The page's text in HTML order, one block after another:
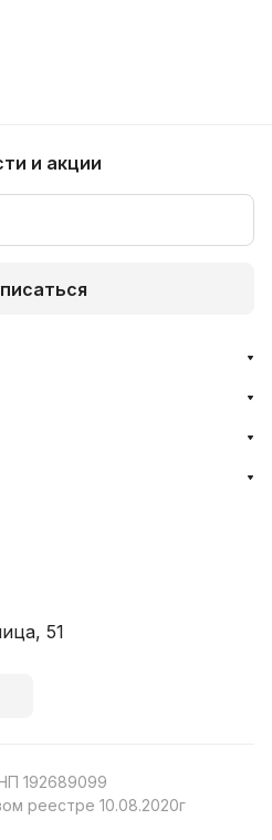
и акции
51
192689099
реестре 10.08.2020г